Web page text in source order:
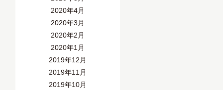
2020年4月
2020年3月
2020年2月
2020年1月
2019年12月
2019年11月
2019年10月